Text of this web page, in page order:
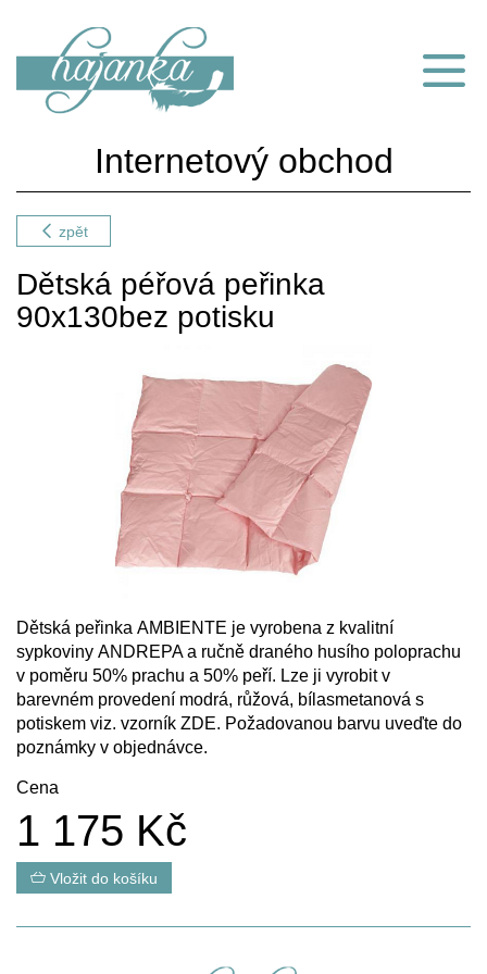
Internetový obchod
zpět
Dětská péřová peřinka
90x130bez potisku
Dětská peřinka AMBIENTE je vyrobena z kvalitní
sypkoviny ANDREPA a ručně draného husího poloprachu
v poměru 50% prachu a 50% peří. Lze ji vyrobit v
barevném provedení modrá, růžová, bílasmetanová s
potiskem viz. vzorník ZDE. Požadovanou barvu uveďte do
poznámky v objednávce.
Cena
1 175 Kč
Vložit do košíku